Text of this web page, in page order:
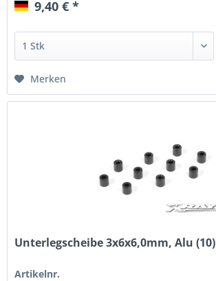
9,40 € *
Merken
Unterlegscheibe 3x6x6,0mm, Alu (10)
Artikelnr.